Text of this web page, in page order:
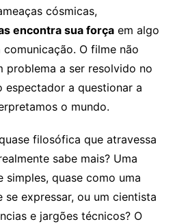
cósmicas,
encontra sua força em algo
O filme não
problema a ser resolvido no
espectador a questionar a
o mundo.
filosófica que atravessa
sabe mais? Uma
simples, quase como uma
se expressar, ou um cientista
e jargões técnicos? O